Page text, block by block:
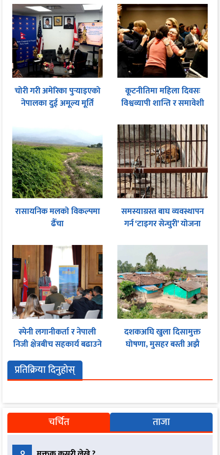
चोरी गरी अमेरिका पुर्‍याइएको
नेपालका दुई अमूल्य मूर्ति
कूटनीतिमा महिला दिवसः
विश्वव्यापी शान्ति र समावेशी
सहभागितामा जोड
रासायनिक मलको विकल्पमा
ढैँचा
समस्याग्रस्त बाघ व्यवस्थापन
गर्न ‘टाइगर सेन्चुरी’ योजना
स्पेनी लगानीकर्ता र नेपाली
निजी क्षेत्रबीच सहकार्य बढाउने
दशकअघि खुला दिसामुक्त
घोषणा, मुसहर बस्ती अझै
प्रतिक्रिया दिनुहोस्
चर्चित ताजा